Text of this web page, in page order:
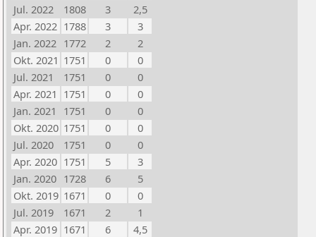
Jul. 2022
1808 3
2,5
Apr. 2022 1788 3
3
Jan. 2022 1772 2
2
Okt. 2021 1751 0
0
Jul. 2021
1751 0
0
Apr. 2021 1751 0
0
Jan. 2021
1751 0
0
Okt. 2020 1751 0
0
Jul. 2020
1751 0
0
Apr. 2020 1751 5
3
Jan. 2020 1728 6
5
Okt. 2019 1671 0
0
Jul. 2019
1671 2
1
Apr. 2019 1671 6
4,5